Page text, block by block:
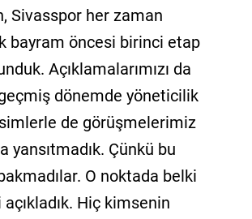
Sivasspor her zaman
bayram öncesi birinci etap
Açıklamalarımızı da
dönemde yöneticilik
de görüşmelerimiz
yansıtmadık. Çünkü bu
O noktada belki
Hiç kimsenin